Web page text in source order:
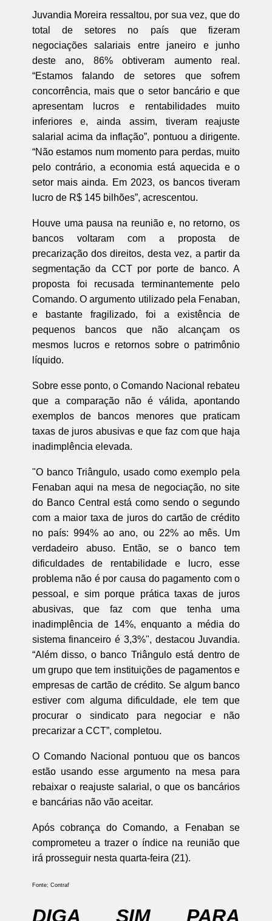
Juvandia Moreira ressaltou, por sua vez, que do
total de setores no país que fizeram
negociações salariais entre janeiro e junho
deste ano, 86% obtiveram aumento real.
“Estamos falando de setores que sofrem
concorrência, mais que o setor bancário e que
apresentam lucros e rentabilidades muito
inferiores e, ainda assim, tiveram reajuste
salarial acima da inflação”, pontuou a dirigente.
“Não estamos num momento para perdas, muito
pelo contrário, a economia está aquecida e o
setor mais ainda. Em 2023, os bancos tiveram
lucro de R$ 145 bilhões”, acrescentou.
Houve uma pausa na reunião e, no retorno, os
bancos voltaram com a proposta de
precarização dos direitos, desta vez, a partir da
segmentação da CCT por porte de banco. A
proposta foi recusada terminantemente pelo
Comando. O argumento utilizado pela Fenaban,
e bastante fragilizado, foi a existência de
pequenos bancos que não alcançam os
mesmos lucros e retornos sobre o patrimônio
líquido.
Sobre esse ponto, o Comando Nacional rebateu
que a comparação não é válida, apontando
exemplos de bancos menores que praticam
taxas de juros abusivas e que faz com que haja
inadimplência elevada.
"O banco Triângulo, usado como exemplo pela
Fenaban aqui na mesa de negociação, no site
do Banco Central está como sendo o segundo
com a maior taxa de juros do cartão de crédito
no país: 994% ao ano, ou 22% ao mês. Um
verdadeiro abuso. Então, se o banco tem
dificuldades de rentabilidade e lucro, esse
problema não é por causa do pagamento com o
pessoal, e sim porque prática taxas de juros
abusivas, que faz com que tenha uma
inadimplência de 14%, enquanto a média do
sistema financeiro é 3,3%", destacou Juvandia.
“Além disso, o banco Triângulo está dentro de
um grupo que tem instituições de pagamentos e
empresas de cartão de crédito. Se algum banco
estiver com alguma dificuldade, ele tem que
procurar o sindicato para negociar e não
precarizar a CCT”, completou.
O Comando Nacional pontuou que os bancos
estão usando esse argumento na mesa para
rebaixar o reajuste salarial, o que os bancários
e bancárias não vão aceitar.
Após cobrança do Comando, a Fenaban se
comprometeu a trazer o índice na reunião que
irá prosseguir nesta quarta-feira (21).
Fonte; Contraf
DIGA SIM PARA